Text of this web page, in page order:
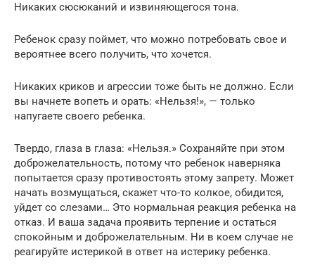
Никаких сюсюканий и извиняющегося тона.
Ребенок сразу поймет, что можно потребовать свое и
вероятнее всего получить, что хочется.
Никаких криков и агрессии тоже быть не должно. Если
вы начнете вопеть и орать: «Нельзя!», — только
напугаете своего ребенка.
Твердо, глаза в глаза: «Нельзя.» Сохраняйте при этом
доброжелательность, потому что ребенок наверняка
попытается сразу противостоять этому запрету. Может
начать возмущаться, скажет что-то колкое, обидится,
уйдет со слезами… Это нормальная реакция ребенка на
отказ. И ваша задача проявить терпение и остаться
спокойным и доброжелательным. Ни в коем случае не
реагируйте истерикой в ответ на истерику ребенка.